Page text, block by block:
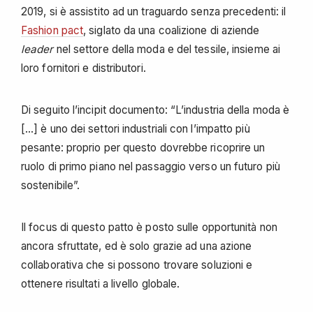
2019, si è assistito ad un traguardo senza precedenti: il
Fashion pact, siglato da una coalizione di aziende
leadernel settore della moda e del tessile, insieme ai
loro fornitori e distributori.
Di seguito l’incipit documento: “L’industria della moda è
[…] è uno dei settori industriali con l’impatto più
pesante: proprio per questo dovrebbe ricoprire un
ruolo di primo piano nel passaggio verso un futuro più
sostenibile”.
Il focus di questo patto è posto sulle opportunità non
ancora sfruttate, ed è solo grazie ad una azione
collaborativa che si possono trovare soluzioni e
ottenere risultati a livello globale.